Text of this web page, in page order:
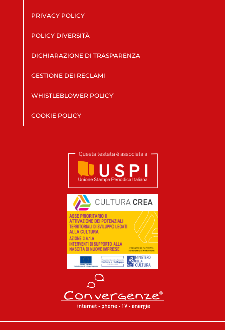
PRIVACY POLICY
POLICY DIVERSITÀ
DICHIARAZIONE DI TRASPARENZA
GESTIONE DEI RECLAMI
WHISTLEBLOWER POLICY
COOKIE POLICY